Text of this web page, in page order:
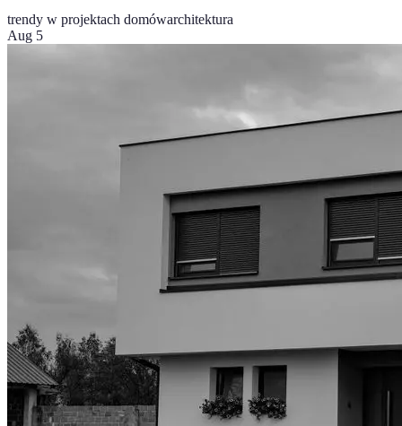
trendy w projektach domówarchitektura
Aug 5